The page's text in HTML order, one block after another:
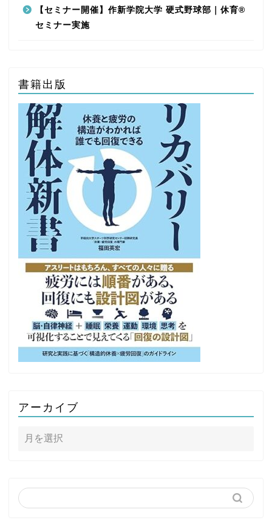
【セミナー開催】作新学院大学 硬式野球部｜休育®
セミナー実施
書籍出版
アーカイブ